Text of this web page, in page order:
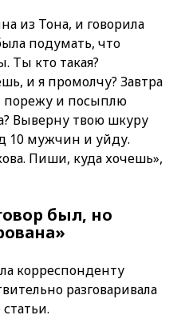
из Тона, и говорила
подумать, что
Ты кто такая?
и я промолчу? Завтра
порежу и посыплю
Выверну твою шкуру
10 мужчин и уйду.
Пиши, куда хочешь»,
был, но
корреспонденту
разговаривала